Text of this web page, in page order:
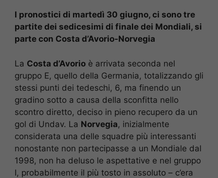
I pronostici di martedì 30 giugno, ci sono tre
partite dei sedicesimi di finale dei Mondiali, si
parte con Costa d’Avorio-Norvegia
La Costa d’Avorio è arrivata seconda nel
gruppo E, quello della Germania, totalizzando gli
stessi punti dei tedeschi, 6, ma finendo un
gradino sotto a causa della sconfitta nello
scontro diretto, deciso in pieno recupero da un
gol di Undav. La Norvegia, inizialmente
considerata una delle squadre più interessanti
nonostante non partecipasse a un Mondiale dal
1998, non ha deluso le aspettative e nel gruppo
I, probabilmente il più tosto in assoluto – c’era